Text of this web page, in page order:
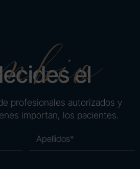
el
profesionales autorizados y
importan, los pacientes.